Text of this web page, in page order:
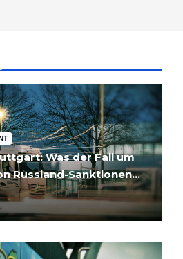
Was der Fall um
Russland-Sanktionen
bedeutet